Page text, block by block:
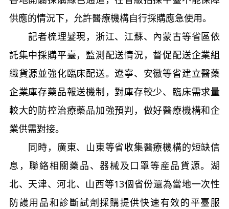
供應的情況下，允許醫療機構自行採購應急使用。
記者梳理髮現，浙江、江蘇、內蒙古等省區依
託集中採購平臺，監測配送情況，督促配送企業組
織貨源並強化臨床配送。遼寧、安徽等省建立醫藥
企業庫存藥品報送機制，對庫存較少、臨床需求量
較大的防控治療藥品加強預判，做好醫療機構和企
業供需對接。
同時，廣東、山東等省收集醫療機構的短缺信
息，聯絡相關藥品、器械及口罩等産品貨源。湖
北、天津、河北、山西等13個省份還為當地一次性
防護用品和診斷試劑採購提供快速有效的平臺服